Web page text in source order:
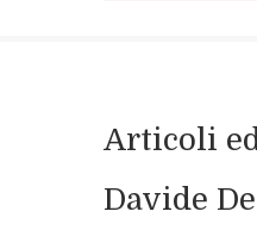
Articoli
Davide